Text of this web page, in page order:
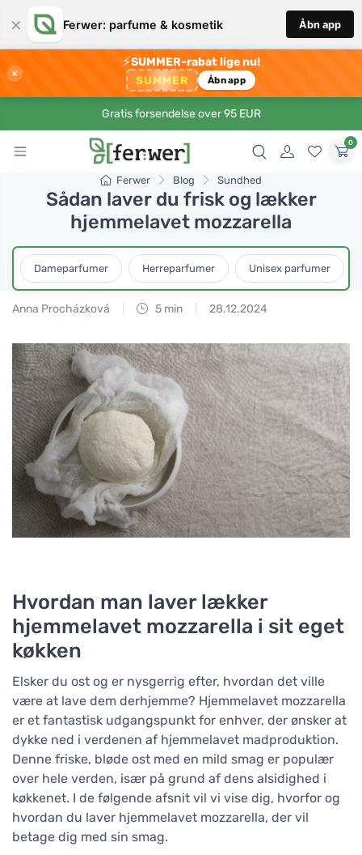
× Ferwer: parfume & kosmetik Åbn app
×
⚡SUMMER-rabat lige nu!
SUMMER Åbn app
Gratis forsendelse over 95 EUR
0
Ferwer Blog Sundhed
Sådan laver du frisk og lækker
hjemmelavet mozzarella
Dameparfumer Herreparfumer Unisex parfumer
Anna Procházková 5 min 28.12.2024
Hvordan man laver lækker
hjemmelavet mozzarella i sit eget
køkken
Elsker du ost og er nysgerrig efter, hvordan det ville
være at lave dem derhjemme? Hjemmelavet mozzarella
er et fantastisk udgangspunkt for enhver, der ønsker at
dykke ned i verdenen af hjemmelavet madproduktion.
Denne friske, bløde ost med en mild smag er populær
over hele verden, især på grund af dens alsidighed i
køkkenet. I de følgende afsnit vil vi vise dig, hvorfor og
hvordan du laver hjemmelavet mozzarella, der vil
betage dig med sin smag.